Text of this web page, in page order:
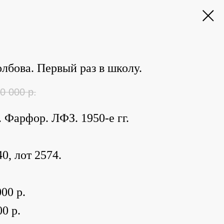
Первый раз в школу.
000 р.
Фарфор. ЛФЗ. 1950-е гг.
лот 2574.
р.
р.